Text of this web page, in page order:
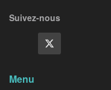
Suivez-nous
Menu